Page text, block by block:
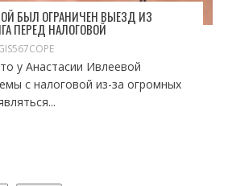
БЫЛ ОГРАНИЧЕН ВЫЕЗД ИЗ
ПЕРЕД НАЛОГОВОЙ
у Анастасии Ивлеевой
с налоговой из-за огромных